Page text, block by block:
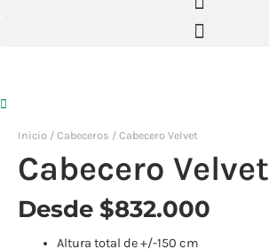
Inicio / Cabeceros / Cabecero Velvet
Cabecero Velvet
Desde $832.000
Altura total de +/-150 cm
Cabecero
Velvet
cantidad